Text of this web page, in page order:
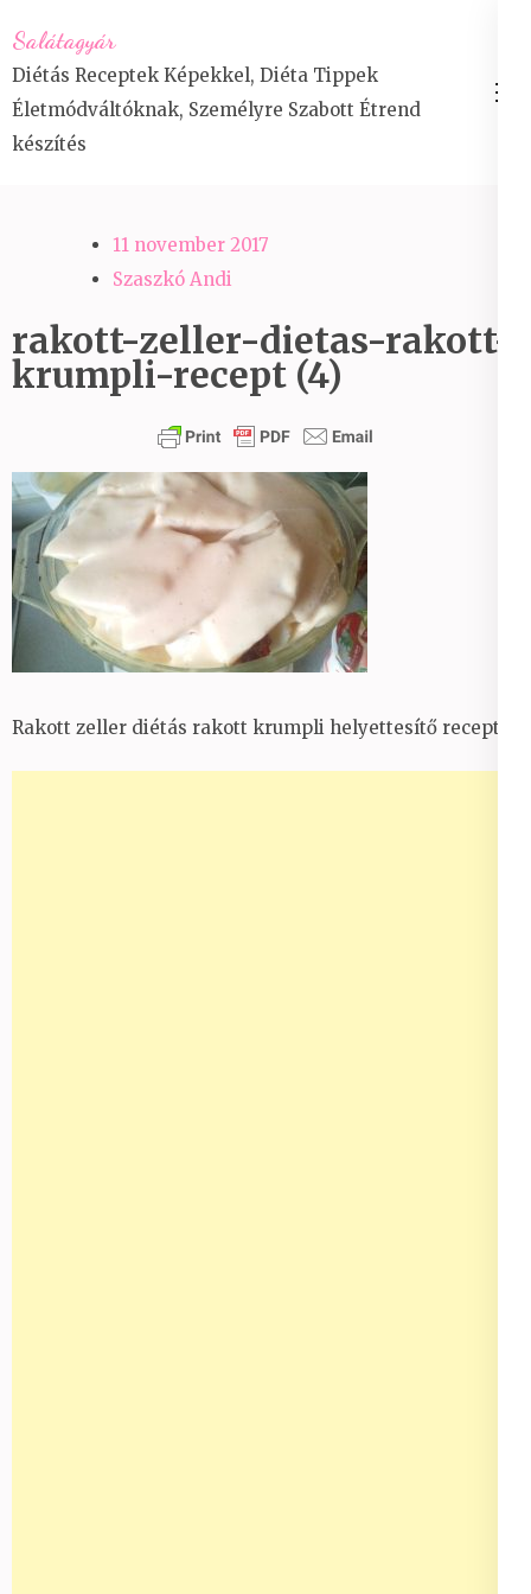
to
content
(Press
Enter)
Salátagyár
Diétás Receptek Képekkel, Diéta Tippek
Életmódváltóknak, Személyre Szabott Étrend
készítés
11 november 2017
Szaszkó Andi
rakott-zeller-dietas-rakott-
krumpli-recept (4)
Rakott zeller diétás rakott krumpli helyettesítő recept